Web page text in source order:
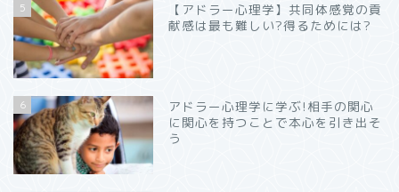
5
【アドラー心理学】共同体感覚の貢
献感は最も難しい?得るためには?
6
アドラー心理学に学ぶ!相手の関心
に関心を持つことで本心を引き出そ
う